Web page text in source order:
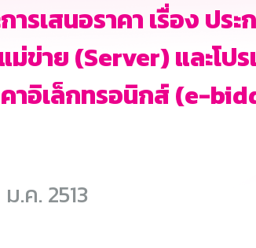
ารเสนอราคา เรื่อง ปร
ม่ข่าย (Server) และโ
าอิเล็กทรอนิกส์ (e-
.ค. 2513